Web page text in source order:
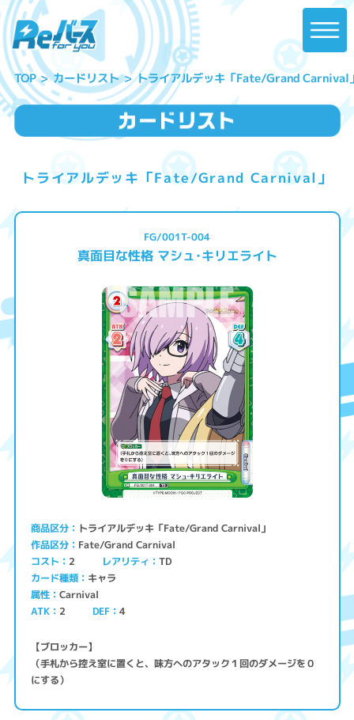
TOP カードリスト トライアルデッキ「Fate/Grand Carnival
トライアルデッキ「Fate/Grand Carnival」
FG/001T-004
真面目な性格 マシュ･キリエライト
商品区分 トライアルデッキ「Fate/Grand Carnival」
作品区分 Fate/Grand Carnival
コスト 2 レアリティ TD
カード種類 キャラ
属性 Carnival
ATK 2 DEF 4
【ブロッカー】
（手札から控え室に置くと、味方へのアタック１回のダメージを０
にする）